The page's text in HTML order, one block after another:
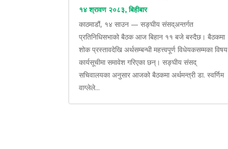
१४ श्रावण २०८३, बिहीबार
काठमाडौं, १४ साउन — सङ्घीय संसद्अन्तर्गत
प्रतिनिधिसभाको बैठक आज बिहान ११ बजे बस्दैछ। बैठकमा
शोक प्रस्तावदेखि अर्थसम्बन्धी महत्त्वपूर्ण विधेयकसम्मका विषय
कार्यसूचीमा समावेश गरिएका छन्। सङ्घीय संसद्
सचिवालयका अनुसार आजको बैठकमा अर्थमन्त्री डा. स्वर्णिम
वाग्लेले...